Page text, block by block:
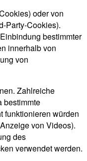
oder von
Party-Cookies).
bestimmter
innerhalb von
von
Zahlreiche
bestimmte
funktionieren würden
von Videos).
des
verwendet werden.